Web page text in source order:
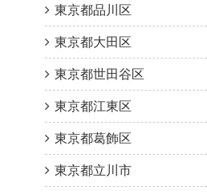
東京都品川区
東京都大田区
東京都世田谷区
東京都江東区
東京都葛飾区
東京都立川市